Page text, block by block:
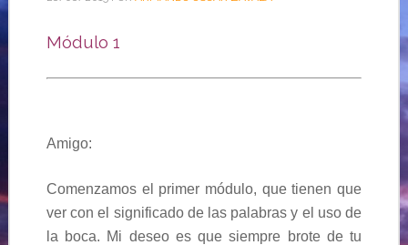
Módulo 1
Amigo:
Comenzamos el primer módulo, que tienen que
ver con el significado de las palabras y el uso de
la boca. Mi deseo es que siempre brote de tu